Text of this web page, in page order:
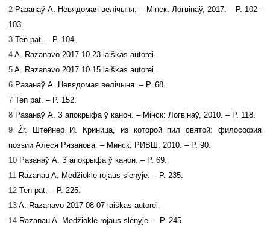
2 Разанаў А. Невядомая велічыня. – Мінск: Логвінаў, 2017. – P. 102–
103.
3 Ten pat. – P. 104.
4 A. Razanavo 2017 10 23 laiškas autorei.
5 A. Razanavo 2017 10 15 laiškas autorei.
6 Разанаў А. Невядомая велічыня. – P. 68.
7 Ten pat. – P. 152.
8 Разанаў А. З апокрыфа ў канон. – Мінск: Логвінаў, 2010. – P. 118.
9 Žr. Штейнер И. Криница, из которой пил святой: философия
поэзии Алеся Рязанова. – Минск: РИВШ, 2010. – P. 90.
10 Разанаў А. З апокрыфа ў канон. – P. 69.
11 Razanau A. Medžioklė rojaus slėnyje. – P. 235.
12 Ten pat. – P. 225.
13 A. Razanavo 2017 08 07 laiškas autorei.
14 Razanau A. Medžioklė rojaus slėnyje. – P. 245.